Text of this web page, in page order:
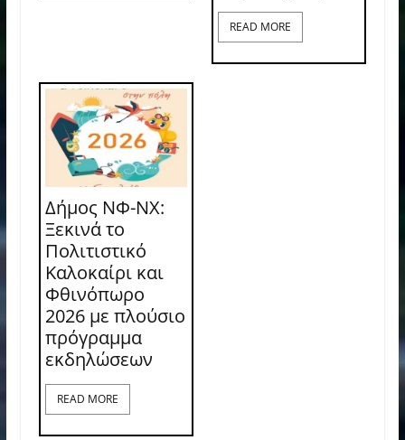
READ MORE
Δήμος ΝΦ-ΝΧ:
Ξεκινά το
Πολιτιστικό
Καλοκαίρι και
Φθινόπωρο
2026 με πλούσιο
πρόγραμμα
εκδηλώσεων
READ MORE